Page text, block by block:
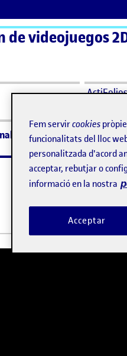
de videojuegos
ActiFolios
am final
Fem servircookies
funcionalitats del lloc
personalitzada d'acord
acceptar, rebutjar o
informació en la nostra
Acceptar